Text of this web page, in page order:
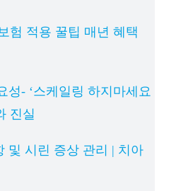
험 적용 꿀팁 매년 혜택
성- ‘스케일링 하지마세요
진실
및 시린 증상 관리 | 치아